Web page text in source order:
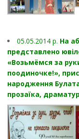
05.05.2014 р. На
представлено
«Возьмёмся за
поодиночке!»,
народження
прозаїка,